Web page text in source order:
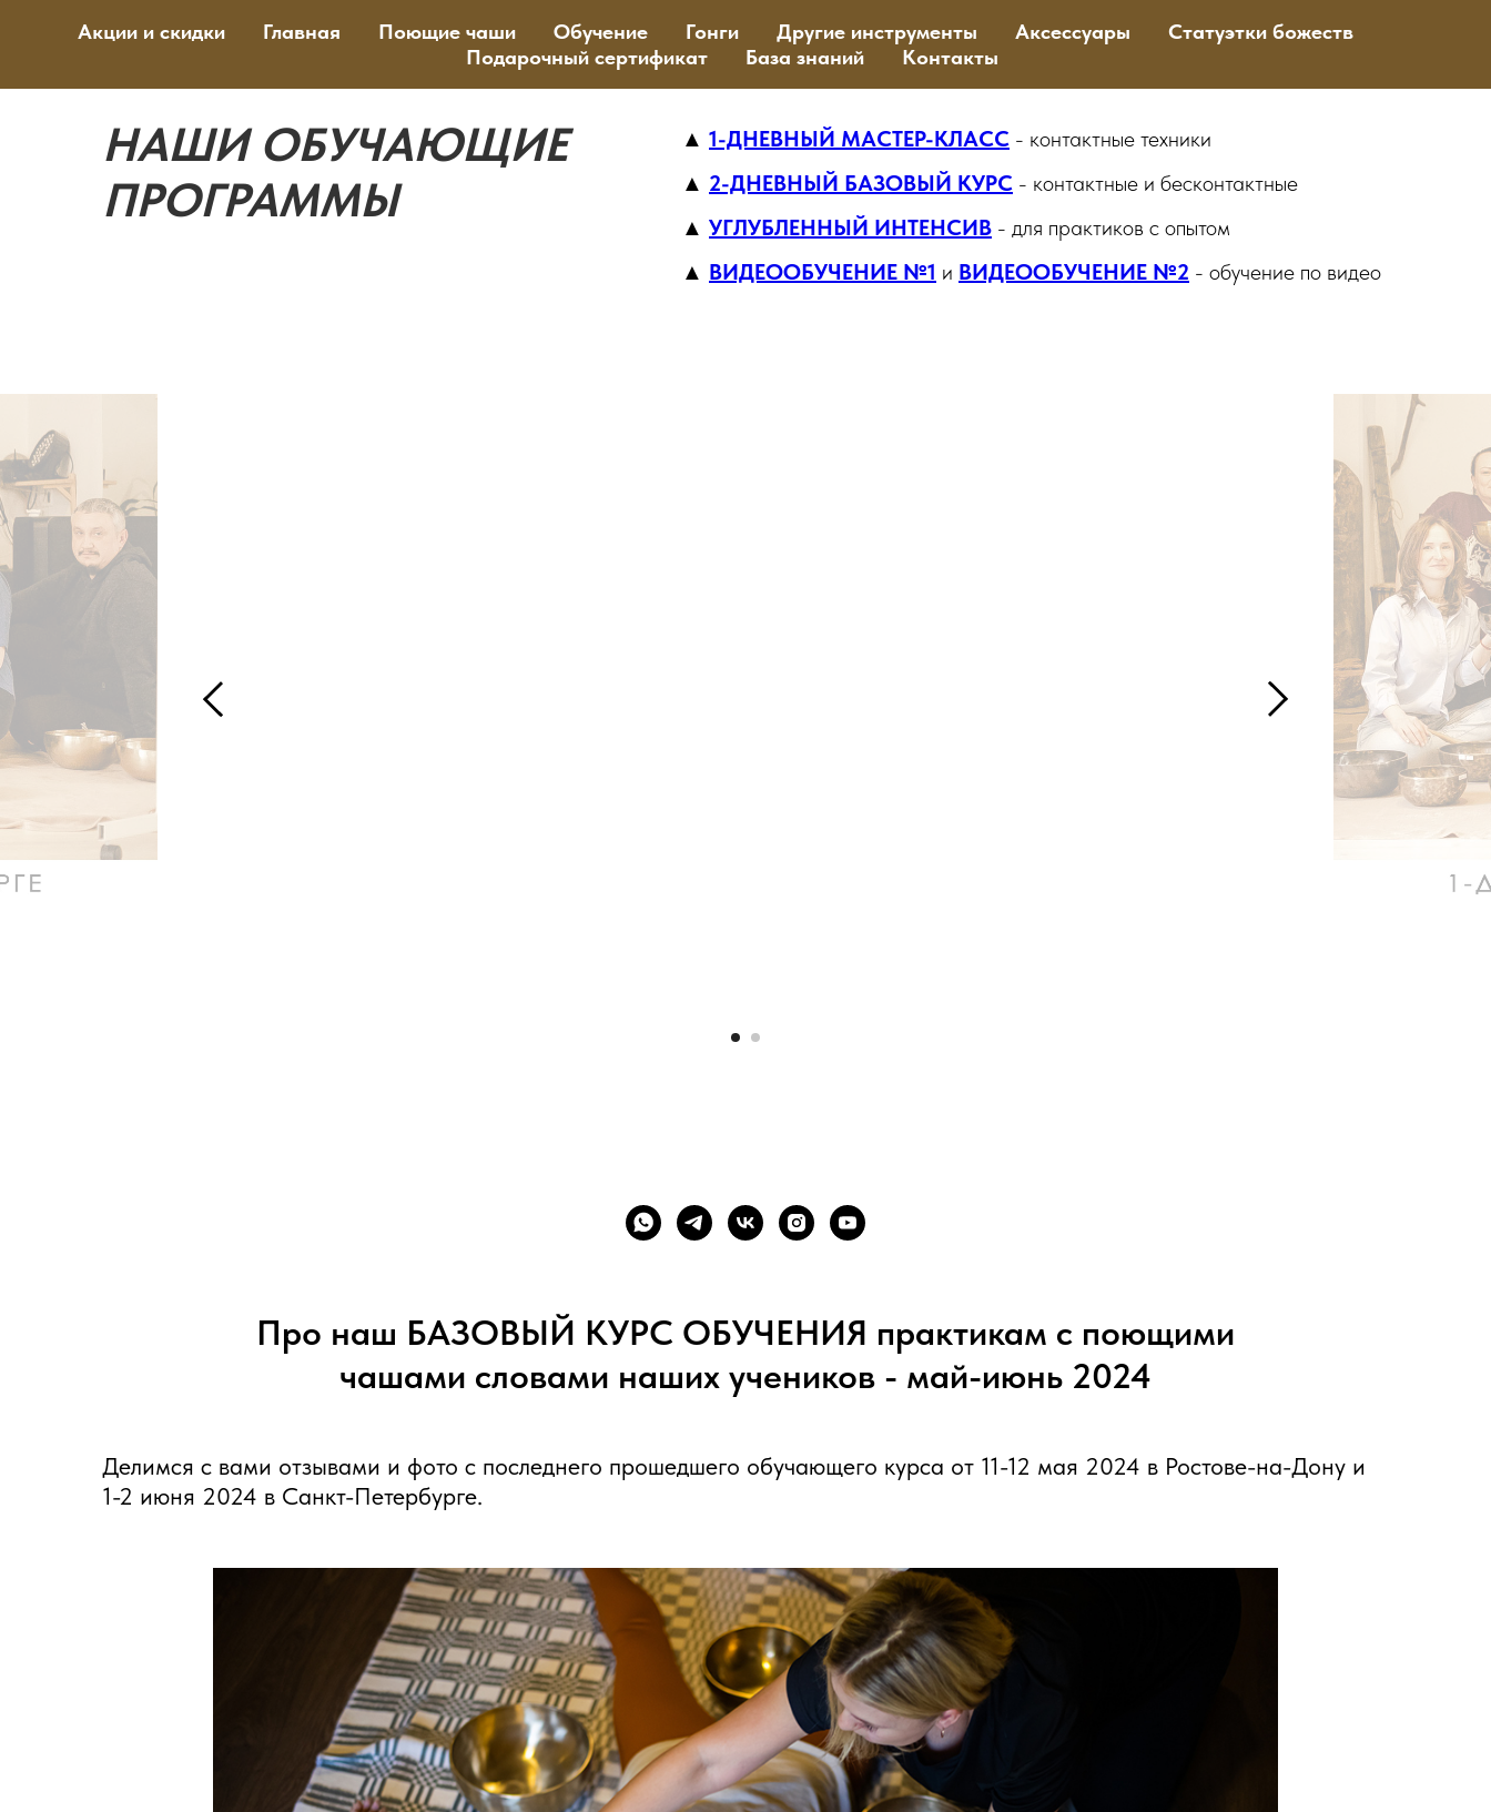
Акции и скидки Главная Поющие чаши Обучение Гонги Другие инструменты Аксессуары
Статуэтки божеств
Подарочный сертификат
База знаний Контакты
НАШИ ОБУЧАЮЩИЕ
ПРОГРАММЫ
▲ 1-ДНЕВНЫЙ МАСТЕР-КЛАСС - контактные техники
▲ 2-ДНЕВНЫЙ БАЗОВЫЙ КУРС - контактные и бесконтактные
▲ УГЛУБЛЕННЫЙ ИНТЕНСИВ - для практиков с опытом
▲ ВИДЕООБУЧЕНИЕ №1 и ВИДЕООБУЧЕНИЕ №2 - обучение по видео
Про наш БАЗОВЫЙ КУРС ОБУЧЕНИЯ практикам с поющими
чашами словами наших учеников - май-июнь 2024
Делимся с вами отзывами и фото с последнего прошедшего обучающего курса от 11-12 мая 2024 в Ростове-на-Дону и
1-2 июня 2024 ​в Санкт-Петербурге.